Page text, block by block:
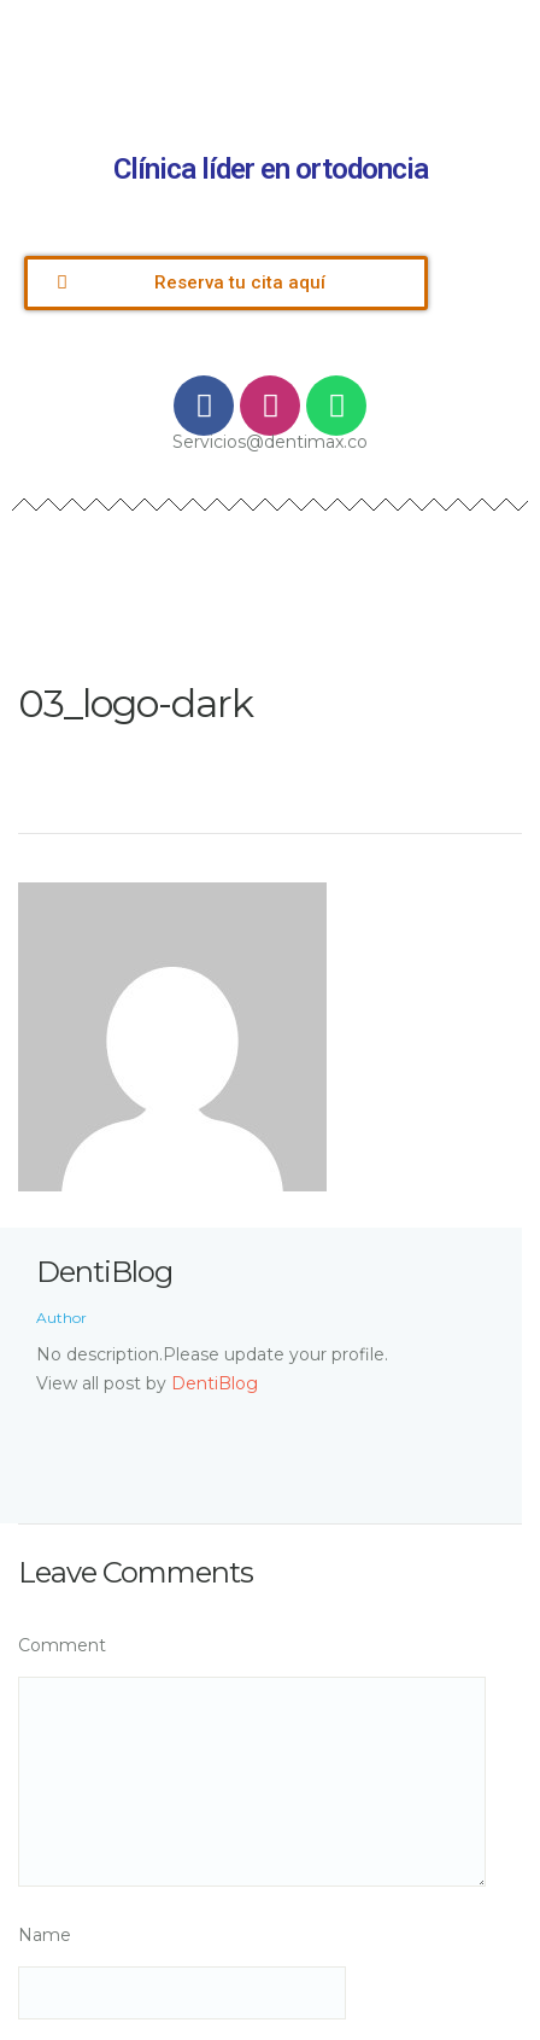
Clínica líder en ortodoncia
Reserva tu cita aquí
Servicios@dentimax.co
03_logo-dark
DentiBlog
Author
No description.Please update your profile.
View all post by DentiBlog
Leave Comments
Comment
Name